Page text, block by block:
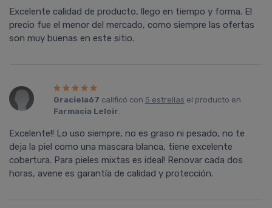
Excelente calidad de producto, llego en tiempo y forma. El
precio fue el menor del mercado, como siempre las ofertas
son muy buenas en este sitio.
Graciela67 calificó con 5 estrellas el producto en
Farmacia Leloir.
Excelente!! Lo uso siempre, no es graso ni pesado, no te
deja la piel como una mascara blanca, tiene excelente
cobertura. Para pieles mixtas es ideal! Renovar cada dos
horas, avene es garantía de calidad y protección.